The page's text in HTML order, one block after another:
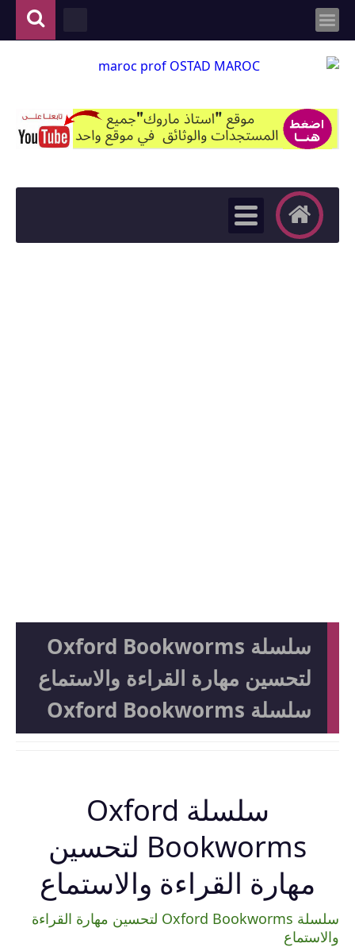
سلسلة Oxford Bookworms
لتحسين مهارة القراءة والاستماع
سلسلة Oxford Bookworms
سلسلة Oxford
Bookworms لتحسين
مهارة القراءة والاستماع
سلسلة Oxford Bookworms لتحسين مهارة القراءة
والاستماع